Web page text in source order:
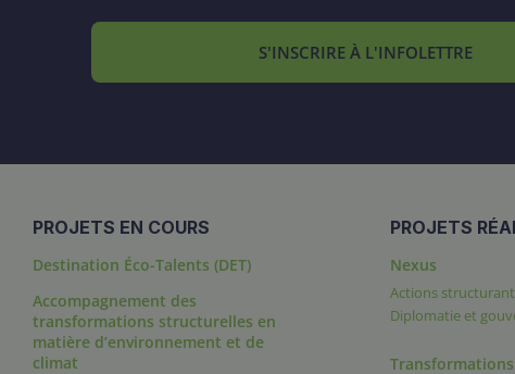
S'INSCRIRE À L'INFOLETTRE
PROJETS EN COURS
Destination Éco-Talents (DET)
Accompagnement des
transformations structurelles en
matière d’environnement et de
climat
PROJETS
Nexus
Actions
Diplomatie et